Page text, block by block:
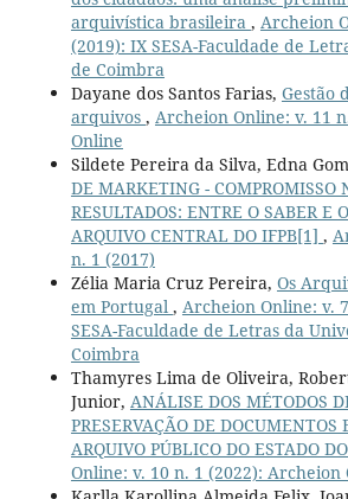
arquivística brasileira , Archeion
(2019): IX SESA-Faculdade de
de Coimbra
Dayane dos Santos Farias, Gestão
arquivos , Archeion Online: v. 11
Online
Sildete Pereira da Silva, Edna
DE MARKETING - COMPROMISSO
RESULTADOS: ENTRE O SABER E
ARQUIVO CENTRAL DO IFPB[1] ,
n. 1 (2017)
Zélia Maria Cruz Pereira, Os
em Portugal , Archeion Online: v.
SESA-Faculdade de Letras da
Coimbra
Thamyres Lima de Oliveira,
Junior, ANÁLISE DOS MÉTODOS
PRESERVAÇÃO DE DOCUMENTOS
ARQUIVO PÚBLICO DO ESTADO
Online: v. 10 n. 1 (2022): Archeion